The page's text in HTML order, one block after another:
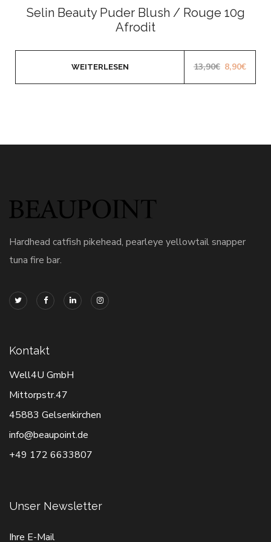
0
von
5
Selin Beauty Puder Blush / Rouge 10g
Afrodit
13,90€ 8,90€
WEITERLESEN
Hardhead catfish pikehead, pearleye yellowtail snapper
tuna fire bar.
Kontakt
Well4U GmbH
Mittorpstr.47
45883 Gelsenkirchen
info@beaupoint.de
+49 172 6633807
Unser Newsletter